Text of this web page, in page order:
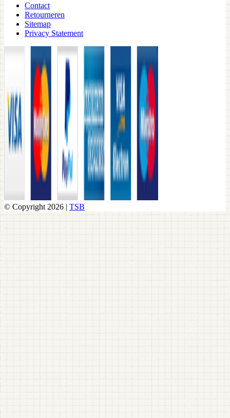
Contact
Retourneren
Sitemap
Privacy Statement
© Copyright 2026 | TSB